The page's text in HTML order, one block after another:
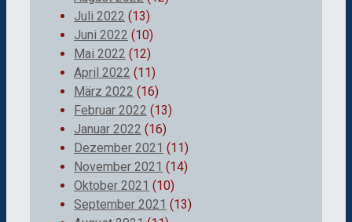
Juli 2022 (13)
Juni 2022 (10)
Mai 2022 (12)
April 2022 (11)
März 2022 (16)
Februar 2022 (13)
Januar 2022 (16)
Dezember 2021 (11)
November 2021 (14)
Oktober 2021 (10)
September 2021 (13)